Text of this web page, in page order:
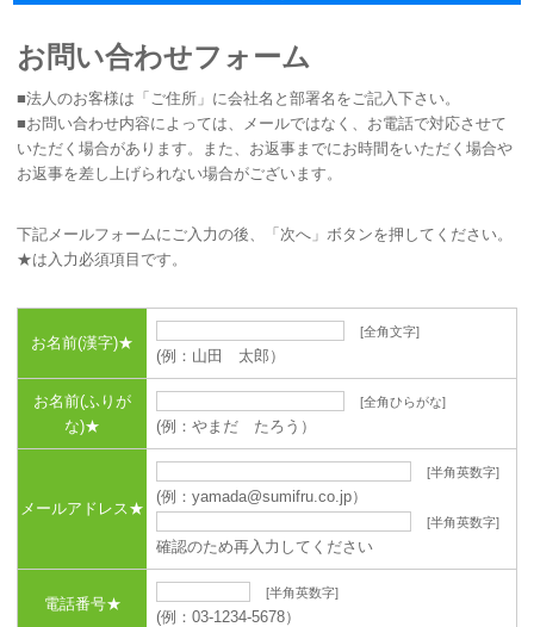
お問い合わせフォーム
■法人のお客様は「ご住所」に会社名と部署名をご記入下さい。
■お問い合わせ内容によっては、メールではなく、お電話で対応させて
いただく場合があります。また、お返事までにお時間をいただく場合や
お返事を差し上げられない場合がございます。
下記メールフォームにご入力の後、「次へ」ボタンを押してください。
★は入力必須項目です。
お名前(漢字)★
[全角文字]
(例：山田 太郎）
お名前(ふりが
な)★
[全角ひらがな]
(例：やまだ たろう）
メールアドレス★
[半角英数字]
(例：yamada@sumifru.co.jp）
[半角英数字]
確認のため再入力してください
電話番号★
[半角英数字]
(例：03-1234-5678）